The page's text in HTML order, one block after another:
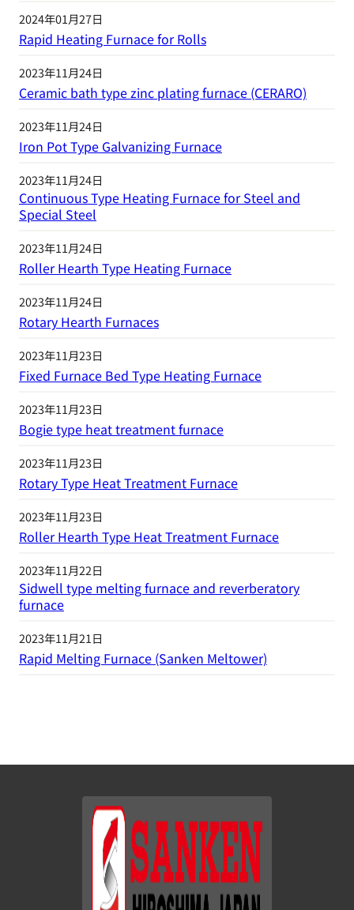
2024年01月27日
Rapid Heating Furnace for Rolls
2023年11月24日
Ceramic bath type zinc plating furnace (CERARO)
2023年11月24日
Iron Pot Type Galvanizing Furnace
2023年11月24日
Continuous Type Heating Furnace for Steel and
Special Steel
2023年11月24日
Roller Hearth Type Heating Furnace
2023年11月24日
Rotary Hearth Furnaces
2023年11月23日
Fixed Furnace Bed Type Heating Furnace
2023年11月23日
Bogie type heat treatment furnace
2023年11月23日
Rotary Type Heat Treatment Furnace
2023年11月23日
Roller Hearth Type Heat Treatment Furnace
2023年11月22日
Sidwell type melting furnace and reverberatory
furnace
2023年11月21日
Rapid Melting Furnace (Sanken Meltower)